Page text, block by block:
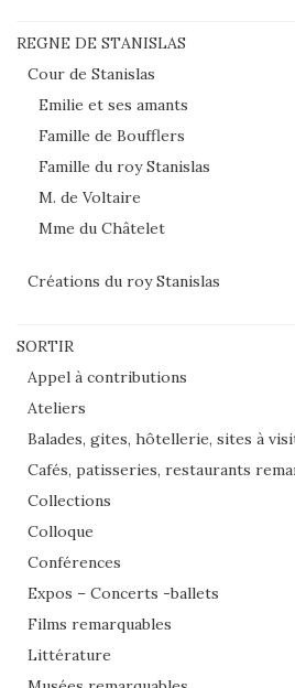
REGNE DE STANISLAS
Cour de Stanislas
Emilie et ses amants
Famille de Boufflers
Famille du roy Stanislas
M. de Voltaire
Mme du Châtelet
Créations du roy Stanislas
SORTIR
Appel à contributions
Ateliers
Balades, gites, hôtellerie, sites à
Cafés, patisseries, restaurants
Collections
Colloque
Conférences
Expos – Concerts -ballets
Films remarquables
Littérature